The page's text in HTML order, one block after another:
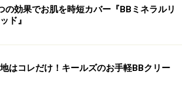
の効果でお肌を時短カバー『BBミネラルリ
ド』
はコレだけ！キールズのお手軽BBクリー